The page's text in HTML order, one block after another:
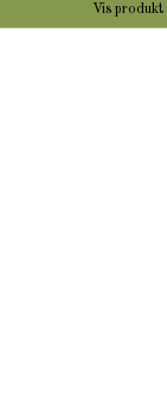
Vis produkt